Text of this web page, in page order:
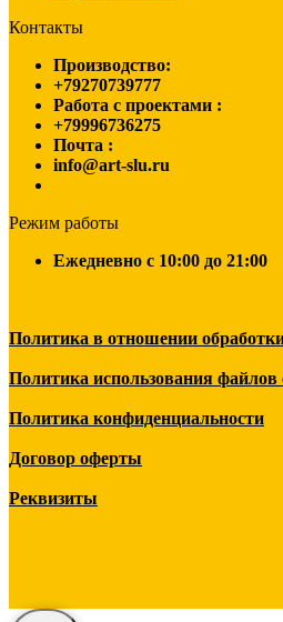
Контакты
Производство:
+79270739777
Работа с проектами :
+79996736275
Почта :
info@art-slu.ru
Режим работы
Ежедневно c 10:00 до 21:00
Политика в отношении
Политика использования файлов
Политика конфиденциальности
Договор оферты
Реквизиты